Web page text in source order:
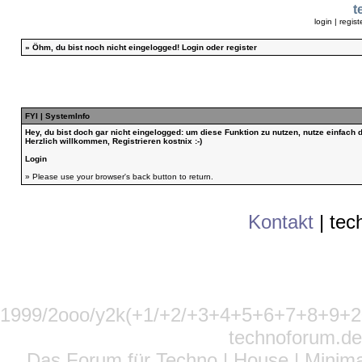
login |
» Öhm, du bist noch nicht eingelogged! Loginoder register
FYI | SystemInfo
Hey, du bist doch gar nicht eingelogged: um diese Funktion zu nutzen, nutze
Herzlich willkommen, Registrieren kostnix :-)
Login
» Please use your browser's back button to return.
Kontakt |
1999/2ooo/y2k(+1/+2/